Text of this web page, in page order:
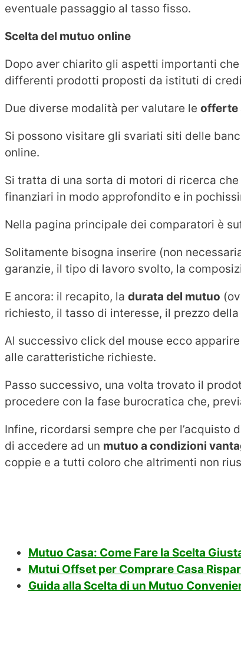
eventuale passaggio al tasso fisso.
Scelta del mutuo online
Dopo aver chiarito gli aspetti importanti
differenti prodotti proposti da istituti di
Due diverse modalità per valutare le offerte
Si possono visitare gli svariati siti delle
online.
Si tratta di una sorta di motori di ricerca
finanziari in modo approfondito e in
Nella pagina principale dei comparatori è
Solitamente bisogna inserire (non
garanzie, il tipo di lavoro svolto, la
E ancora: il recapito, la durata del mutuo
richiesto, il tasso di interesse, il prezzo
Al successivo click del mouse ecco
alle caratteristiche richieste.
Passo successivo, una volta trovato il
procedere con la fase burocratica che,
Infine, ricordarsi sempre che per
di accedere ad un mutuo a condizioni
coppie e a tutti coloro che altrimenti non
Mutuo Casa: Come Fare la Scelta
Mutui Offset per Comprare Casa
Guida alla Scelta di un Mutuo